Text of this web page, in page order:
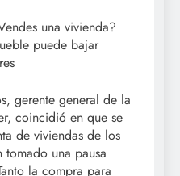
una vivienda?
puede bajar
gerente general de la
coincidió en que se
de viviendas de los
tomado una pausa
la compra para